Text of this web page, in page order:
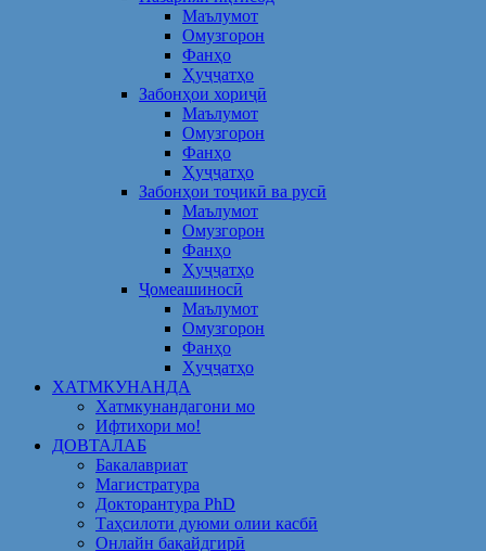
Маълумот
Омузгорон
Фанҳо
Ҳуҷҷатҳо
Забонҳои хориҷӣ
Маълумот
Омузгорон
Фанҳо
Ҳуҷҷатҳо
Забонҳои тоҷикӣ ва русӣ
Маълумот
Омузгорон
Фанҳо
Ҳуҷҷатҳо
Ҷомеашиносӣ
Маълумот
Омузгорон
Фанҳо
Ҳуҷҷатҳо
ХАТМКУНАНДА
Хатмкунандагони мо
Ифтихори мо!
ДОВТАЛАБ
Бакалавриат
Магистратура
Докторантура PhD
Таҳсилоти дуюми олии касбӣ
Онлайн бақайдгирӣ